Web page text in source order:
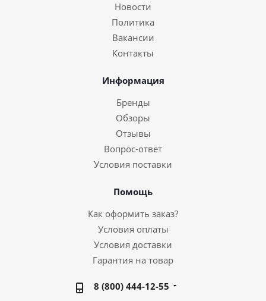
Новости
Политика
Вакансии
Контакты
Информация
Бренды
Обзоры
Отзывы
Вопрос-ответ
Условия поставки
Помощь
Как оформить заказ?
Условия оплаты
Условия доставки
Гарантия на товар
8 (800) 444-12-55